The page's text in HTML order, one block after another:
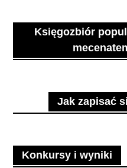
Księgozbiór
Jak zapisać
Konkursy i wyniki